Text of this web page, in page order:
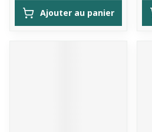
Ajouter au panier